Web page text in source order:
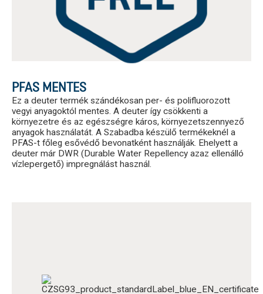
PFAS MENTES
Ez a deuter termék szándékosan per- és polifluorozott
vegyi anyagoktól mentes. A deuter így csökkenti a
környezetre és az egészségre káros, környezetszennyező
anyagok használatát. A Szabadba készülő termékeknél a
PFAS-t főleg esővédő bevonatként használják. Ehelyett a
deuter már DWR (Durable Water Repellency azaz ellenálló
vízlepergető) impregnálást használ.